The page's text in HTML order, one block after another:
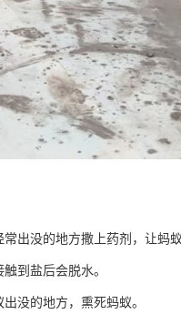
出没的地方撒上药剂，让蚂
到盐后会脱水。
没的地方，熏死蚂蚁。